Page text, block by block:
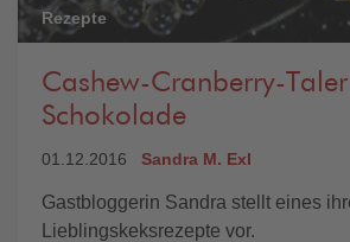
Rezepte
Cashew-Cranberry-
Schokolade
01.12.2016 Sandra M. Exl
Gastbloggerin Sandra stellt eines
Lieblingskeksrezepte vor.